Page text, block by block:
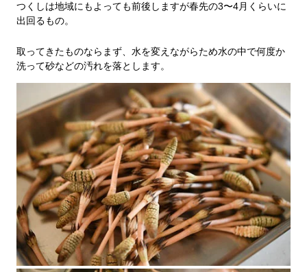
つくしは地域にもよっても前後しますが春先の3〜4月くらいに
出回るもの。
取ってきたものならまず、水を変えながらため水の中で何度か
洗って砂などの汚れを落とします。